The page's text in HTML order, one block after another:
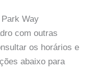
Way
com outras
os horários e
abaixo para